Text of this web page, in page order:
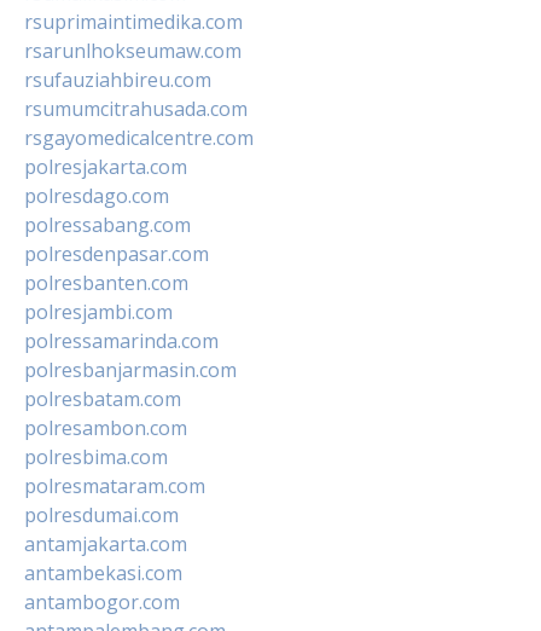
rsuprimaintimedika.com
rsarunlhokseumaw.com
rsufauziahbireu.com
rsumumcitrahusada.com
rsgayomedicalcentre.com
polresjakarta.com
polresdago.com
polressabang.com
polresdenpasar.com
polresbanten.com
polresjambi.com
polressamarinda.com
polresbanjarmasin.com
polresbatam.com
polresambon.com
polresbima.com
polresmataram.com
polresdumai.com
antamjakarta.com
antambekasi.com
antambogor.com